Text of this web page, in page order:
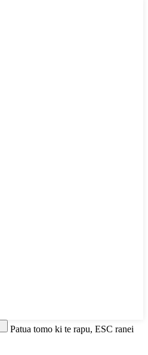
Patua tomo ki te rapu, ESC ranei